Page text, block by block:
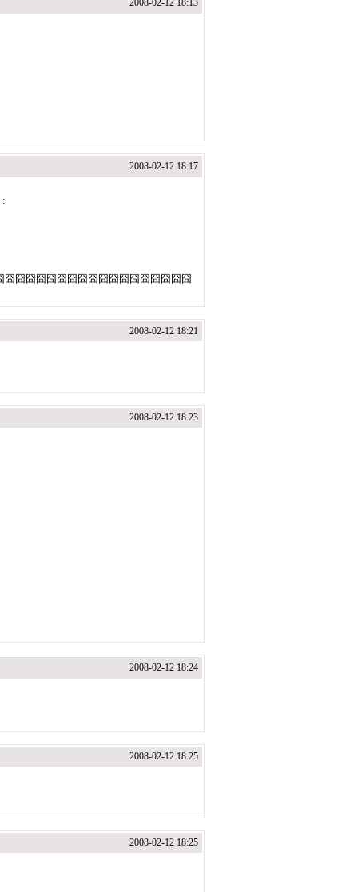
2008-02-12 18:13
2008-02-12 18:17
:
囧囧囧囧囧囧囧囧囧囧囧囧囧囧囧囧囧
2008-02-12 18:21
2008-02-12 18:23
2008-02-12 18:24
2008-02-12 18:25
2008-02-12 18:25